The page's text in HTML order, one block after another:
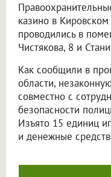
казино в
проводились в
Чистякова, 8 и
Как сообщили в
области,
совместно с
безопасности
Изъято 15 единиц
и денежные